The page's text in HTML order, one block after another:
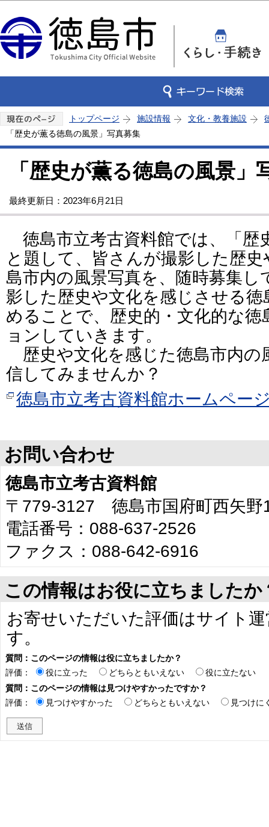
トップページ 施設情報 文化・教養施設
「歴史が薫る徳島の風景」写真募集
「歴史が薫る徳島の風景」
最終更新日：2023年6月21日
徳島市立考古資料館では、「歴
と題して、皆さんが撮影した歴
島市内の風景写真を、随時募集
影した歴史や文化を感じさせる
めることで、歴史的・文化的な
ョンしていきます。
歴史や文化を感じた徳島市内の
信してみませんか？
徳島市立考古資料館ホームペー
お問い合わせ
徳島市立考古資料館
〒779-3127 徳島市国府町西矢野
電話番号：088-637-2526
ファクス：088-642-6916
この情報はお役に立ちましたか
お寄せいただいた評価はサイト
す。
質問：このページの情報は役に立ちましたか？
評価：
役に立った どちらともいえない
役に立たない
質問：このページの情報は見つけやすかったですか？
評価：
見つけやすかった どちらともいえない 見つけに